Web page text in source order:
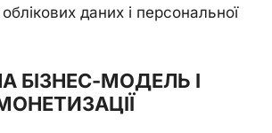
даних і персональної
БІЗНЕС-МОДЕЛЬ І